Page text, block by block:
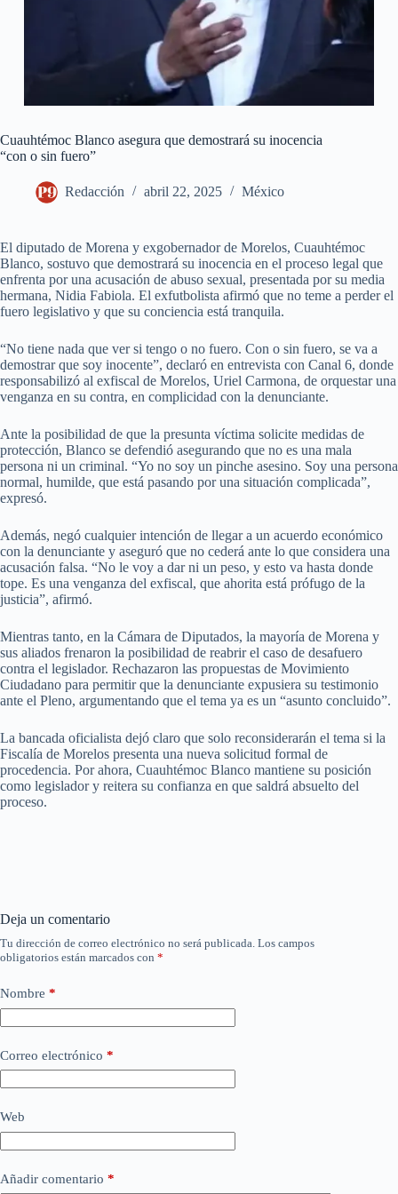
Cuauhtémoc Blanco asegura que demostrará su inocencia
“con o sin fuero”
Redacción abril 22, 2025 México
El diputado de Morena y exgobernador de Morelos, Cuauhtémoc
Blanco, sostuvo que demostrará su inocencia en el proceso legal que
enfrenta por una acusación de abuso sexual, presentada por su media
hermana, Nidia Fabiola. El exfutbolista afirmó que no teme a perder el
fuero legislativo y que su conciencia está tranquila.
“No tiene nada que ver si tengo o no fuero. Con o sin fuero, se va a
demostrar que soy inocente”, declaró en entrevista con Canal 6, donde
responsabilizó al exfiscal de Morelos, Uriel Carmona, de orquestar una
venganza en su contra, en complicidad con la denunciante.
Ante la posibilidad de que la presunta víctima solicite medidas de
protección, Blanco se defendió asegurando que no es una mala
persona ni un criminal. “Yo no soy un pinche asesino. Soy una persona
normal, humilde, que está pasando por una situación complicada”,
expresó.
Además, negó cualquier intención de llegar a un acuerdo económico
con la denunciante y aseguró que no cederá ante lo que considera una
acusación falsa. “No le voy a dar ni un peso, y esto va hasta donde
tope. Es una venganza del exfiscal, que ahorita está prófugo de la
justicia”, afirmó.
Mientras tanto, en la Cámara de Diputados, la mayoría de Morena y
sus aliados frenaron la posibilidad de reabrir el caso de desafuero
contra el legislador. Rechazaron las propuestas de Movimiento
Ciudadano para permitir que la denunciante expusiera su testimonio
ante el Pleno, argumentando que el tema ya es un “asunto concluido”.
La bancada oficialista dejó claro que solo reconsiderarán el tema si la
Fiscalía de Morelos presenta una nueva solicitud formal de
procedencia. Por ahora, Cuauhtémoc Blanco mantiene su posición
como legislador y reitera su confianza en que saldrá absuelto del
proceso.
Deja un comentario
Tu dirección de correo electrónico no será publicada. Los campos
obligatorios están marcados con *
Nombre *
Correo electrónico *
Web
Añadir comentario *